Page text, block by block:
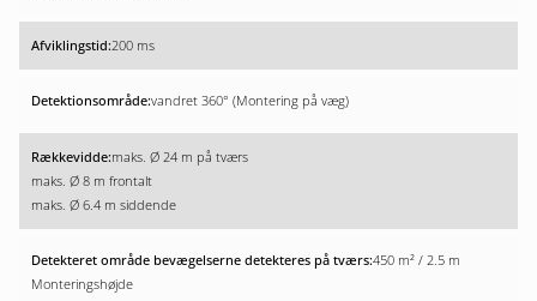
200 ms
vandret 360° (Montering på væg)
maks. Ø 24 m på tværs
maks. Ø 8 m frontalt
maks. Ø 6.4 m siddende
450 m² / 2.5 m
Monteringshøjde